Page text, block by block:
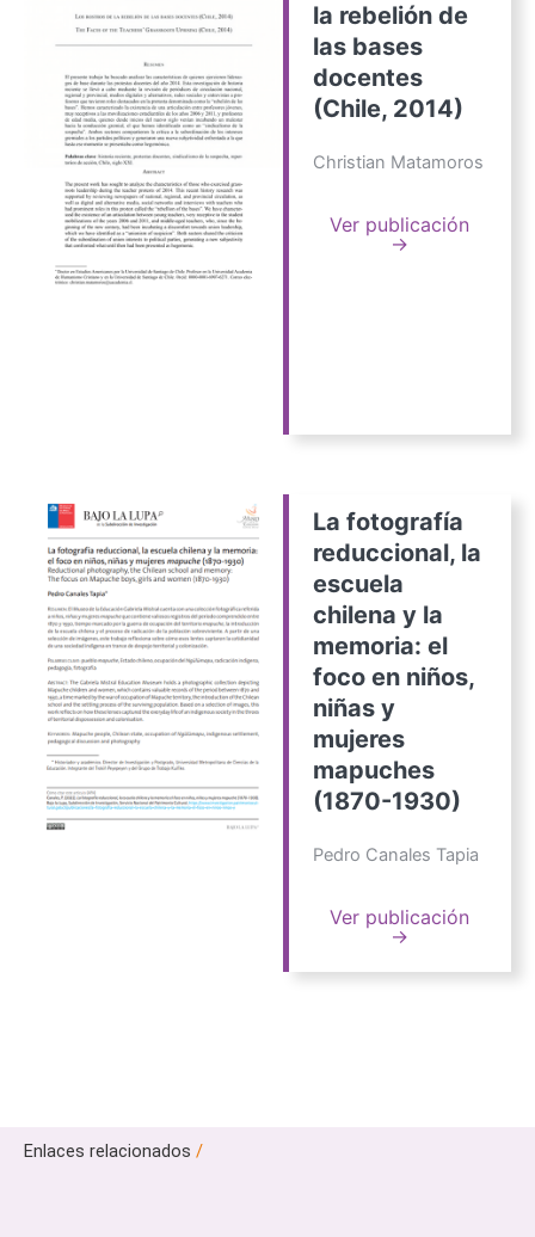
la rebelión de
las bases
docentes
(Chile, 2014)
Christian Matamoros
Ver publicación
→
La fotografía
reduccional, la
escuela
chilena y la
memoria: el
foco en niños,
niñas y
mujeres
mapuches
(1870-1930)
Pedro Canales Tapia
Ver publicación
→
Enlaces relacionados /